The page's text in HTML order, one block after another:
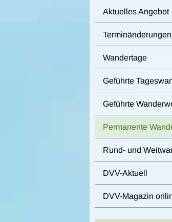
Aktuelles Angebot
Terminänderungen
Wandertage
Geführte
Geführte
Permanente
Rund- und
DVV-Aktuell
DVV-Magazin